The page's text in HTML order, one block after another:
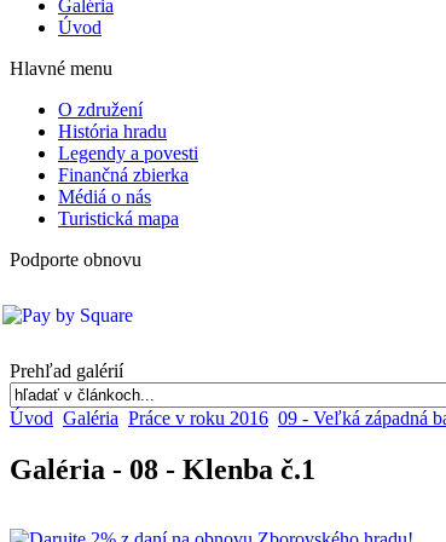
Galéria
Úvod
Hlavné menu
O združení
História hradu
Legendy a povesti
Finančná zbierka
Médiá o nás
Turistická mapa
Podporte obnovu
Prehľad galérií
Úvod Galéria Práce v roku 2016 09 - Veľká západná
Galéria - 08 - Klenba č.1